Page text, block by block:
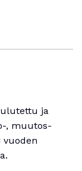
ja
, muutos-
vuoden